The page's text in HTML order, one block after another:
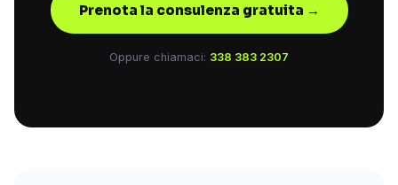
Prenota la consulenza gratuita →
Oppure chiamaci: 338 383 2307